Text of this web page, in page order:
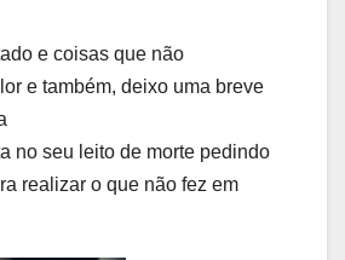
e coisas que não
e também, deixo uma breve
no seu leito de morte pedindo
realizar o que não fez em